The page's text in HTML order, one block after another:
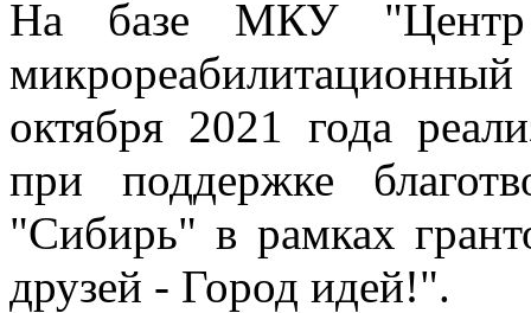
На базе МКУ "Центр
октября 2021 года
при поддержке
"Сибирь" в рамках
друзей - Город идей!".